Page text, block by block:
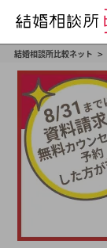
結婚相談所比較ネット >